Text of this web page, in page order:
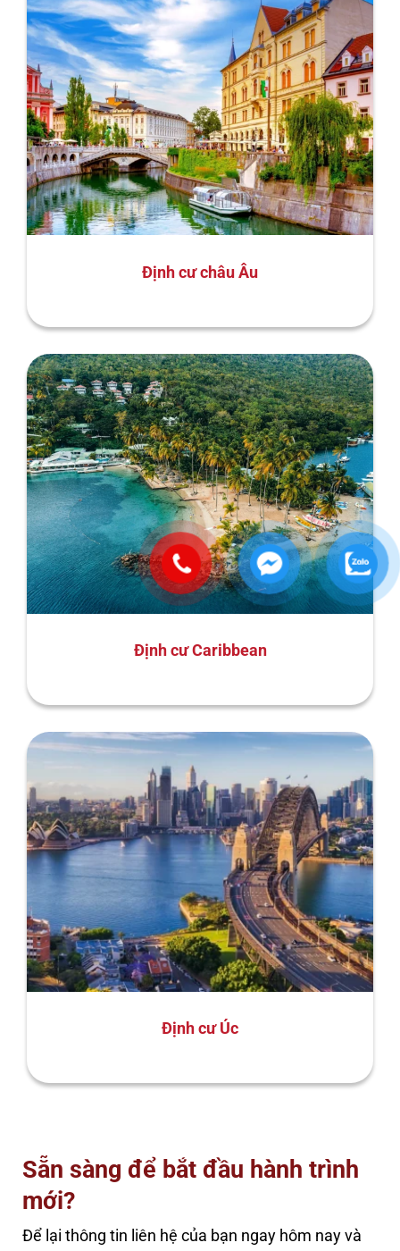
Định cư châu Âu
Định cư Caribbean
Định cư Úc
Sẵn sàng để bắt đầu hành trình
mới?
Để lại thông tin liên hệ của bạn ngay hôm nay và